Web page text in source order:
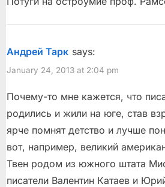
s
Андрей Тарк says:
January 24, 2013 at 2:04 pm
Почему-то мне кажется, что
родились и жили на юге, став
ярче помнят детство и лучше
вот, например, великий
Твен родом из южного штата
писатели Валентин Катаев и